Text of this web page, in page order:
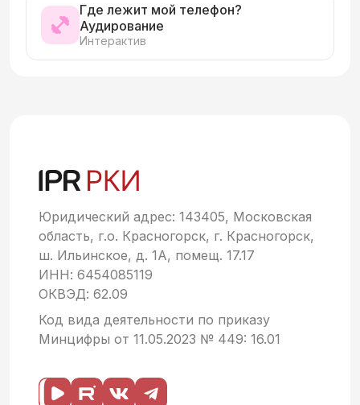
Где лежит мой телефон?
Аудирование
Интерактив
Юридический адрес: 143405, Московская
область, г.о. Красногорск, г. Красногорск,
ш. Ильинское, д. 1А, помещ. 17.17
ИНН: 6454085119
ОКВЭД: 62.09
Код вида деятельности по приказу
Минцифры от 11.05.2023 № 449: 16.01